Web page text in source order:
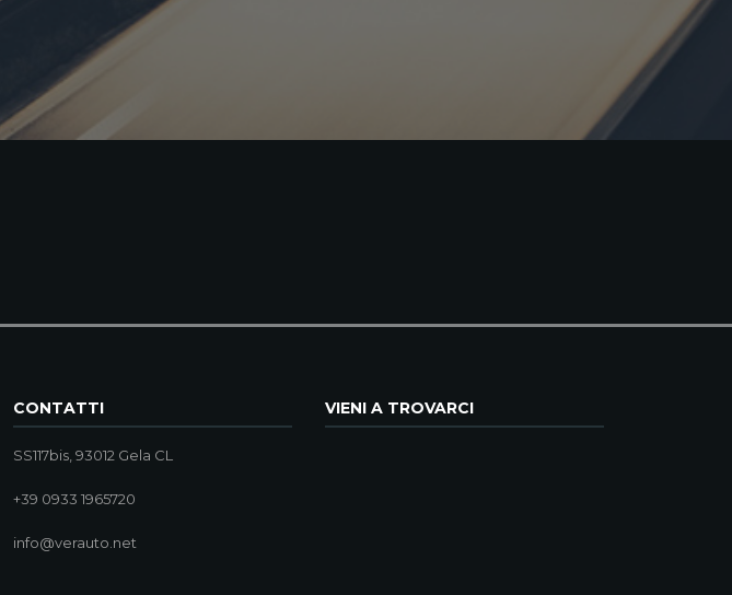
CONTATTI
SS117bis, 93012 Gela CL
+39 0933 1965720
info@verauto.net
VIENI A TROVARCI